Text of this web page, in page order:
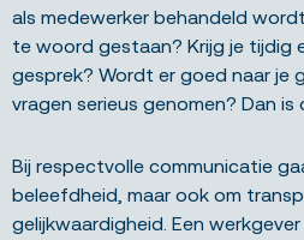
als medewerker behandeld
te woord gestaan? Krijg je tijdig
gesprek? Wordt er goed naar je
vragen serieus genomen? Dan is
Bij respectvolle communicatie
beleefdheid, maar ook om
gelijkwaardigheid. Een